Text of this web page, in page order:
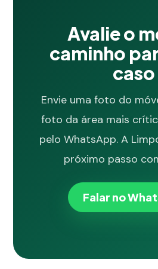
Avalie o
caminho
caso
Envie uma foto do
foto da área mais
pelo WhatsApp. A
próximo passo
Falar no